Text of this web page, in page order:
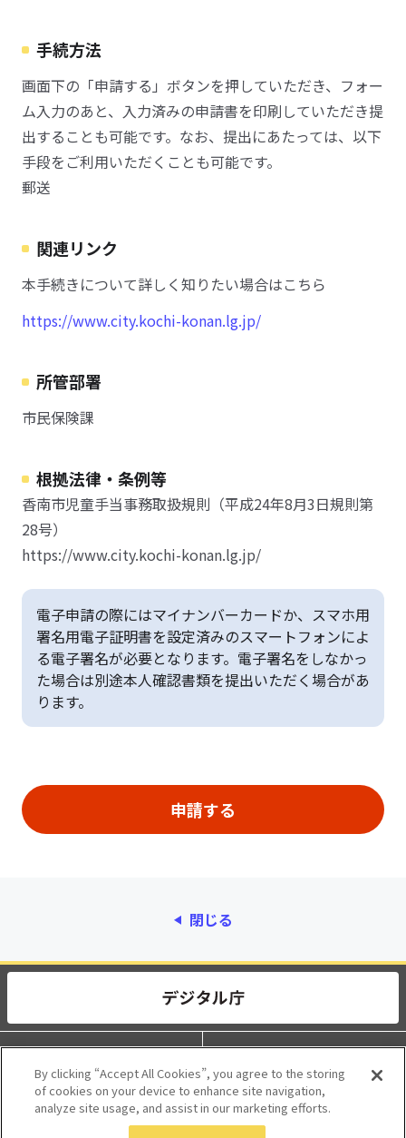
手続方法
画面下の「申請する」ボタンを押していただき、フォー
ム入力のあと、入力済みの申請書を印刷していただき提
出することも可能です。なお、提出にあたっては、以下
手段をご利用いただくことも可能です。
郵送
関連リンク
本手続きについて詳しく知りたい場合はこちら
https://www.city.kochi-konan.lg.jp/
所管部署
市民保険課
根拠法律・条例等
香南市児童手当事務取扱規則（平成24年8月3日規則第
28号）
https://www.city.kochi-konan.lg.jp/
電子申請の際にはマイナンバーカードか、スマホ用
署名用電子証明書を設定済みのスマートフォンによ
る電子署名が必要となります。電子署名をしなかっ
た場合は別途本人確認書類を提出いただく場合があ
ります。
閉じる
動作環境 個人情報保護
利用規約 アクセシビリティ
By clicking “Accept All Cookies”, you agree to the storing
of cookies on your device to enhance site navigation,
analyze site usage, and assist in our marketing efforts.